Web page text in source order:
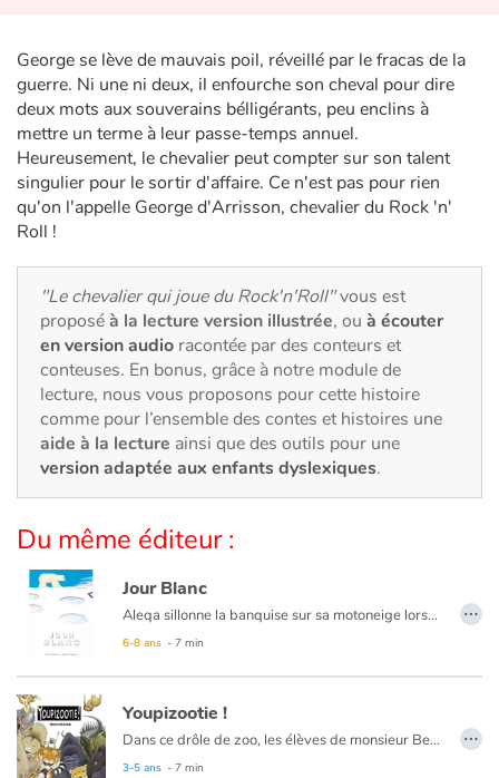
Héroïnes et héros
Écologie, nature, saisons
Les animaux
Voyage, épopée, enquête, aventure
Autour du monde
Apprentissage
Art, espace, activité
Documentaires
Quotidien et loisirs
À l'école
Fêtes et évènements
Amour et amitié
Sujets de société
George se lève de mauvais poil, réveillé par le fracas de la
guerre. Ni une ni deux, il enfourche son cheval pour dire
deux mots aux souverains bélligérants, peu enclins à
mettre un terme à leur passe-temps annuel.
Heureusement, le chevalier peut compter sur son talent
singulier pour le sortir d'affaire. Ce n'est pas pour rien
qu'on l'appelle George d'Arrisson, chevalier du Rock 'n'
Roll !
"Le chevalier qui joue du Rock'n'Roll"vous est
proposéà la lecture version illustrée, ou à écouter
en version audio racontée par des conteurs et
conteuses. En bonus, grâce à notre module de
lecture, nous vous proposons pour cette histoire
comme pour l’ensemble des contes et histoires une
aide à la lecture ainsi que des outils pour une
version adaptée aux enfants dyslexiques.
Du même éditeur :
Jour Blanc
Aleqa sillonne la banquise sur sa motoneige lorsqu'elle tombe sur une oursonne blessée. Elle lui porte secours, la met à l'abri, l'observe prendre des forces en même temps que son propre ventre s'arrondit. Mais le prédateur aux trousses de l'oursonne n'a pas dit son dernier mot.
Retrouvez le premier album ici :
6-8 ans - 7 min
…
Youpizootie !
Dans ce drôle de zoo, les élèves de monsieur Bennett connaissent bien les animaux. Le gorille veut jouer à cache-cache, les pingouins aiment les montagnes russes et les grands félins rêvent de jazz. Et tout est vrai, ce sont eux qui l'ont dit aux enfants !
3-5 ans - 7 min
…